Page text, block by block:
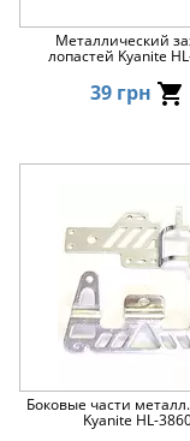
Металлический
лопастей Kyanite
39 грн
Боковые части
Kyanite HL-